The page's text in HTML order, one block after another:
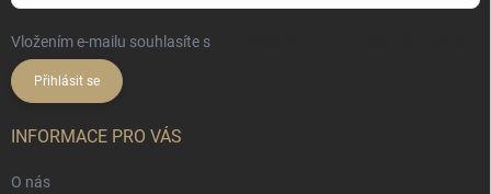
Vložením e-mailu souhlasíte s
Přihlásit se
INFORMACE PRO VÁS
O nás